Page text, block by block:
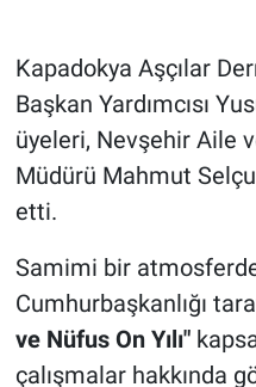
Kapadokya Aşçılar
Başkan Yardımcısı
üyeleri, Nevşehir Aile
Müdürü Mahmut
etti.
Samimi bir
Cumhurbaşkanlığı
ve Nüfus On Yılı"
çalışmalar hakkında
Kayseri
Niğde
Aksaray
Yerel
Genel